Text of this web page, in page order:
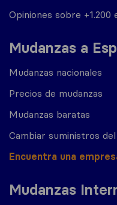
Opiniones sobre +1.200
Mudanzas a
Mudanzas nacionales
Precios de mudanzas
Mudanzas baratas
Cambiar suministros
Encuentra una
Mudanzas